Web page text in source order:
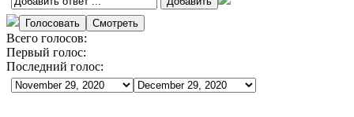
Всего голосов:
Первый голос:
Последний голос: